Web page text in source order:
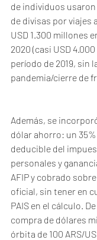
de individuos
de divisas por viajes
USD 1.300 millones
2020 (casi USD
período de 2019, sin
pandemia/cierre de
Además, se
dólar ahorro: un
deducible del
personales y
AFIP y cobrado
oficial, sin tener en
PAIS en el cálculo.
compra de dólares
órbita de 100 ARS/